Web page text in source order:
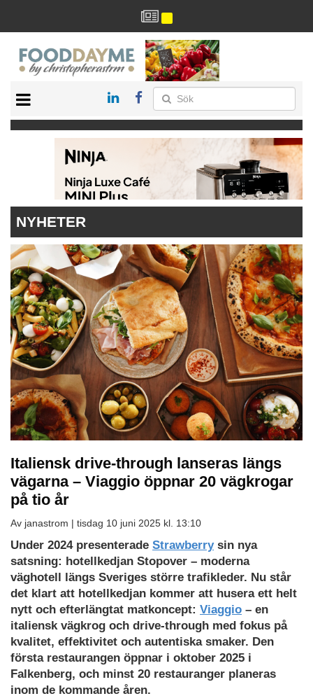
RESTAURANG
NYHETER
Italiensk drive-through lanseras längs
vägarna – Viaggio öppnar 20 vägkrogar
på tio år
Av janastrom | tisdag 10 juni 2025 kl. 13:10
Under 2024 presenterade Strawberrysin nya
satsning: hotellkedjan Stopover – moderna
väghotell längs Sveriges större trafikleder. Nu står
det klart att hotellkedjan kommer att husera ett helt
nytt och efterlängtat matkoncept: Viaggio – en
italiensk vägkrog och drive-through med fokus på
kvalitet, effektivitet och autentiska smaker. Den
första restaurangen öppnar i oktober 2025 i
Falkenberg, och minst 20 restauranger planeras
inom de kommande åren.